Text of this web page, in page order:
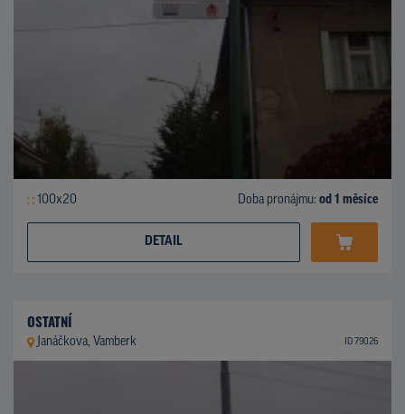
100x20 Doba pronájmu: od 1 měsíce
DETAIL
OSTATNÍ
Janáčkova, Vamberk ID 79026